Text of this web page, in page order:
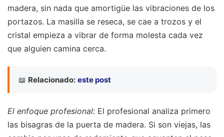
madera, sin nada que amortigüe las vibraciones de los
portazos. La masilla se reseca, se cae a trozos y el
cristal empieza a vibrar de forma molesta cada vez
que alguien camina cerca.
📖 Relacionado: este post
El enfoque profesional: El profesional analiza primero
las bisagras de la puerta de madera. Si son viejas, las